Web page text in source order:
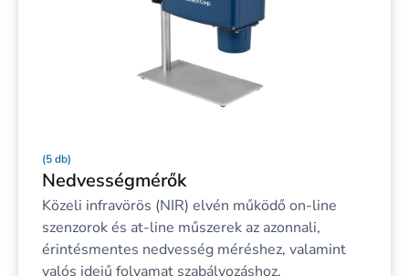
(5 db)
Nedvességmérők
Közeli infravörös (NIR) elvén működő on-line
szenzorok és at-line műszerek az azonnali,
érintésmentes nedvesség méréshez, valamint
valós idejű folyamat szabályozáshoz.